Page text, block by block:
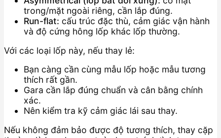
trong/mặt ngoài riêng, cần lắp đúng.
Run-flat: cấu trúc đặc thù, cảm giác vận hành
và độ cứng hông lốp khác lốp thường.
Với các loại lốp này, nếu thay lẻ:
Bạn càng cần cùng mẫu lốp hoặc mẫu tương
thích rất gần.
Gara cần lắp đúng chuẩn và cân bằng chính
xác.
Nên kiểm tra kỹ cảm giác lái sau thay.
Nếu không đảm bảo được độ tương thích, thay cặp